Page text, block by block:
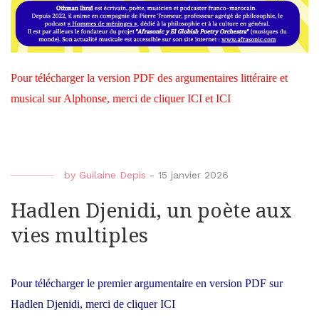
Pour télécharger la version PDF des argumentaires littéraire et
musical sur Alphonse, merci de cliquerICI et ICI
by Guilaine Depis - 15 janvier 2026
Hadlen Djenidi, un poète aux
vies multiples
Pour télécharger le premier argumentaire en version PDF sur
Hadlen Djenidi, merci de cliquer ICI